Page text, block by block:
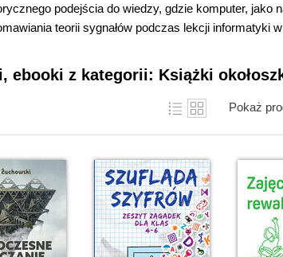
podejścia do wiedzy, gdzie komputer,
teorii sygnałów podczas lekcji informatyki
ebooki z kategorii: Książki
Pokaż